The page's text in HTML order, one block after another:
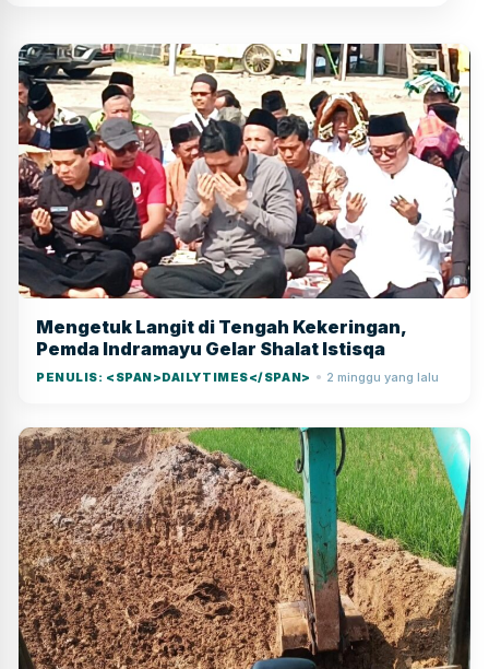
Mengetuk Langit di Tengah Kekeringan,
Pemda Indramayu Gelar Shalat Istisqa
PENULIS: <SPAN>DAILYTIMES</SPAN> ● 2 minggu yang lalu